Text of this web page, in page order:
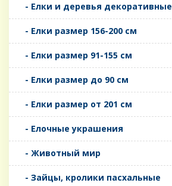
- Елки и деревья декоративные
- Елки размер 156-200 см
- Елки размер 91-155 см
- Елки размер до 90 см
- Елки размер от 201 см
- Елочные украшения
- Животный мир
- Зайцы, кролики пасхальные